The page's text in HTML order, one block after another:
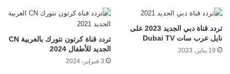
تردد قناة دبي الجديد 2023 على
نايل عرب سات Dubai TV
19 يناير، 2023
تردد قناة كرتون نتورك بالعربية CN
الجديد للأطفال 2024
3 فبراير، 2024